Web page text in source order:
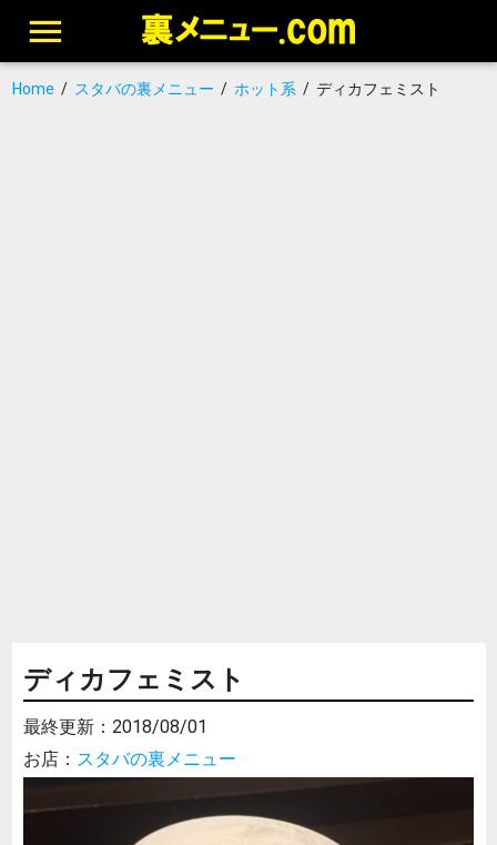
Home/ スタバの裏メニュー / ホット系/ ディカフェミスト
ディカフェミスト
最終更新： 2018/08/01
お店： スタバの裏メニュー